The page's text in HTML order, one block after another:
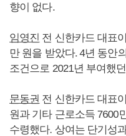
향이 없다.
임영진 전 신한카드 대표
만 원을 받았다. 4년 동안
조건으로 2021년 부여했
문동권 전 신한카드 대표
원과 기타 근로소득 7600
수령했다. 상여는 단기성